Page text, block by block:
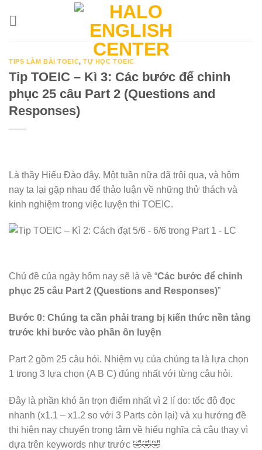
TIPS LÀM BÀI TOEIC,TỰ HỌC TOEIC
Tip TOEIC – Kì 3: Các bước để chinh
phục 25 câu Part 2 (Questions and
Responses)
Là thầy Hiếu Đào đây. Một tuần nữa đã trôi qua, và hôm
nay ta lại gặp nhau để thảo luận về những thử thách và
kinh nghiệm trong việc luyện thi TOEIC.
Chủ đề của ngày hôm nay sẽ là về “Các bước để chinh
phục 25 câu Part 2 (Questions and Responses)”
Bước 0: Chúng ta cần phải trang bị kiến thức nền tảng
trước khi bước vào phần ôn luyện
Part 2 gồm 25 câu hỏi. Nhiệm vụ của chúng ta là lựa chọn
1 trong 3 lựa chọn (A B C) đúng nhất với từng câu hỏi.
Đây là phần khó ăn trọn điểm nhất vì 2 lí do: tốc độ đọc
nhanh (x1.1 – x1.2 so với 3 Parts còn lại) và xu hướng đề
thi hiện nay chuyển trọng tâm về hiểu nghĩa cả câu thay vì
dựa trên keywords như trước 🤣🤣🤣